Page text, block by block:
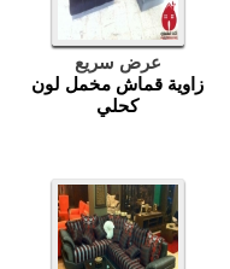
عرض سريع
زاوية قماش مخمل لون
كحلي